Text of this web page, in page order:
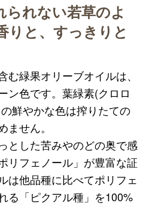
られない若草のよ
りと、すっきりと
緑果オリーブオイルは、
ン色です。葉緑素(クロロ
鮮やかな色は搾りたての
せん。
とした苦みやのどの奥で感
リフェノール」が豊富な証
は他品種に比べてポリフェ
る「ピクアル種」を100%